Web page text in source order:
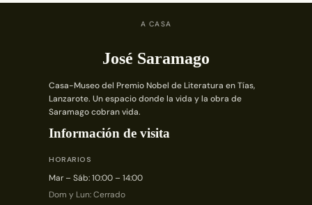
A CASA
José Saramago
Casa-Museo del Premio Nobel de Literatura en Tías,
Lanzarote. Un espacio donde la vida y la obra de
Saramago cobran vida.
Información de visita
HORARIOS
Mar – Sáb: 10:00 – 14:00
Dom y Lun: Cerrado